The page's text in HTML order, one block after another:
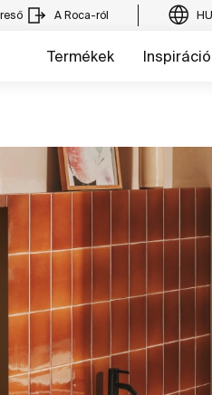
A Roca-ról
Termékek Inspiráció